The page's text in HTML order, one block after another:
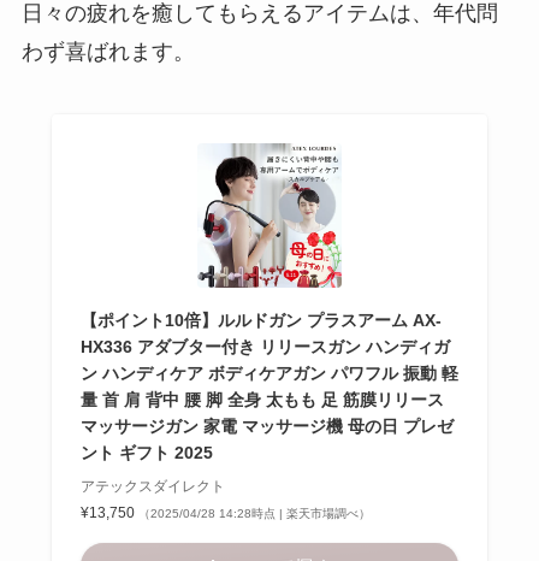
日々の疲れを癒してもらえるアイテムは、年代問
わず喜ばれます。
【ポイント10倍】ルルドガン プラスアーム AX-
HX336 アダブター付き リリースガン ハンディガ
ン ハンディケア ボディケアガン パワフル 振動 軽
量 首 肩 背中 腰 脚 全身 太もも 足 筋膜リリース
マッサージガン 家電 マッサージ機 母の日 プレゼ
ント ギフト 2025
アテックスダイレクト
¥13,750
（2025/04/28 14:28時点 | 楽天市場調べ）